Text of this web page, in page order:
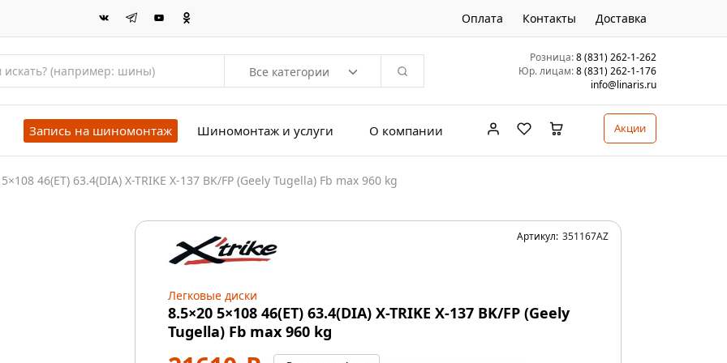
Оплата Контакты Доставка
Все категории
Розница:8 (831) 262-1-262
Юр. лицам:8 (831) 262-1-176
info@linaris.ru
Запись на шиномонтаж Шиномонтаж и услуги О компании Акции
46(ET) 63.4(DIA) X-TRIKE X-137 BK/FP (Geely Tugella) Fb max 960 kg
Легковые диски
8.5×20 5×108 46(ET) 63.4(DIA) X-TRIKE X-137 BK/FP (Geely
Tugella) Fb max 960 kg
Артикул: 351167AZ